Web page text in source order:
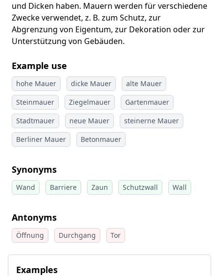
und Dicken haben. Mauern werden für verschiedene
Zwecke verwendet, z. B. zum Schutz, zur
Abgrenzung von Eigentum, zur Dekoration oder zur
Unterstützung von Gebäuden.
Example use
hohe Mauer dicke Mauer
alte Mauer
Steinmauer
Ziegelmauer
Gartenmauer
Stadtmauer
neue Mauer
steinerne Mauer
Berliner Mauer
Betonmauer
Synonyms
Wand Barriere Zaun Schutzwall Wall
Antonyms
Öffnung Durchgang Tor
Examples